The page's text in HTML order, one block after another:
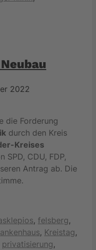
2022
die Forderung
durch den Kreis
Kreises
SPD, CDU, FDP,
Antrag ab. Die
, felsberg,
, Kreistag,
privatisierung,